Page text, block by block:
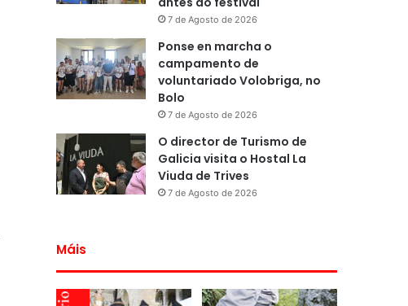
7 de Agosto de 2026
Ponse en marcha o
campamento de
voluntariado Volobriga, no
Bolo
7 de Agosto de 2026
O director de Turismo de
Galicia visita o Hostal La
Viuda de Trives
7 de Agosto de 2026
Máis